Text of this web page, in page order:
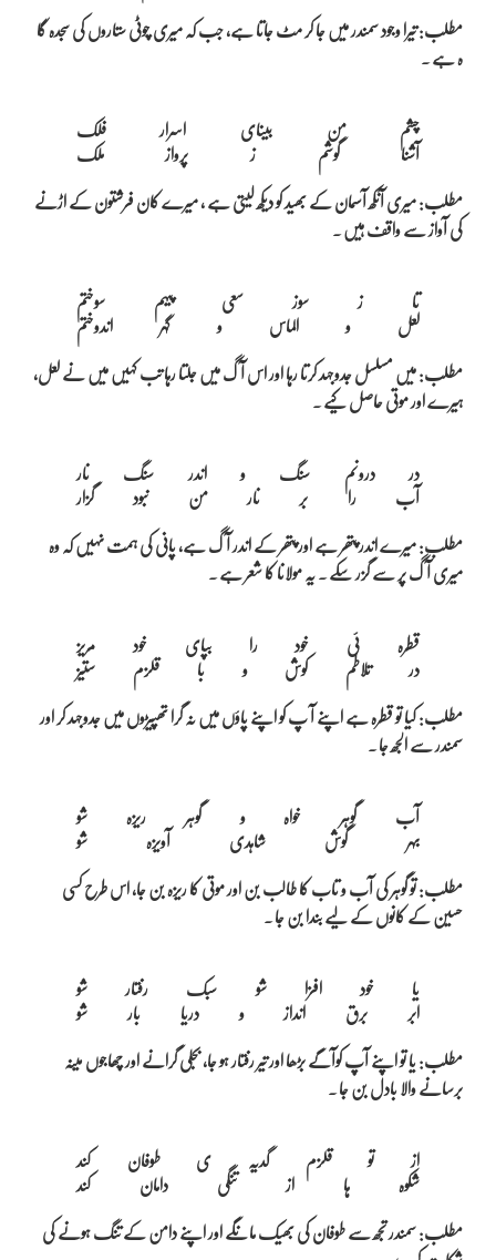
مطلب: تیرا وجود سمندر میں جا کر مٹ جاتا ہے، جب کہ میری چوٹی ستاروں کی سجدہ گا
ہ ہے ۔
چشم من بینای اسرار فلک
آشنا گوشم ز پرواز ملک
مطلب: میری آنکھ آسمان کے بھید کو دیکھ لیتی ہے ، میرے کان فرشتون کے اڑنے
کی آواز سے واقف ہیں ۔
تا ز سوز سعی پیہم سوختم
مطلب: میں مسلسل جدوجہد کرتا رہا اور اس آگ میں جلتا رہا تب کہیں میں نے لعل،
ہیرے اور موتی حاصل کیے ۔
در درونم سنگ و اندر سنگ نار
آب را بر نار من نبود گزار
مطلب: میرے اندر پتھر ہے اور پتھر کے اندر آگ ہے، پانی کی ہمت نہیں کہ وہ
میری آگ پر سے گزر سکے ۔ یہ مولانا کا شعر ہے ۔
قطرہ ئی خود را بپای خود مریز
مطلب: کیا تو قطرہ ہے اپنے آ پ کو اپنے پاؤں میں نہ گرا تھپیڑوں میں جدوجہد کر اور
سمندر سے الجھ جا ۔
آب گوہر خواہ و گوہر ریزہ شو
مطلب: تو گوہر کی آب و تاب کا طالب بن اور موتی کا ریزہ بن جا، اس طرح کسی
حسین کے کانوں کے لیے بندا بن جا ۔
یا خود افزا شو سبک رفتار شو
مطلب: یا تو اپنے آپ کوآگے بڑھا اور تیر رفتار ہو جا، بجلی گرانے اور چھاجوں مینہ
برسانے والا بادل بن جا ۔
از تو قلزم گدیہ ی طوفان کند
مطلب: سمندر تجھ سے طوفان کی بھیک مانگے اور اپنے دامن کے تنگ ہونے کی